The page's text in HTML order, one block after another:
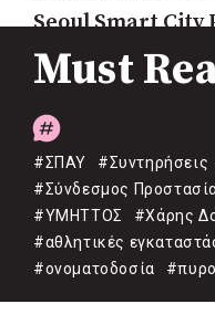
Seoul Smart City
Must
#ΣΠΑΥ #Συντηρήσεις
#Σύνδεσμος
#ΥΜΗΤΤΟΣ
#Χάρης
#αθλητικές
#ονοματοδοσία